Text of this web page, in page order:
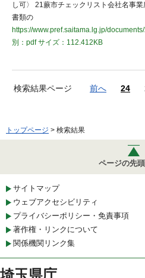
し可〉 21蕨市チェックリスト会社名事
書類の
https://www.pref.saitama.lg.jp/
別：pdfサイズ：112.412KB
検索結果ページ 前へ 24
トップページ > 検索結果
ページの先
サイトマップ
ウェブアクセシビリティ
プライバシーポリシー・免責事項
著作権・リンクについて
関係機関リンク集